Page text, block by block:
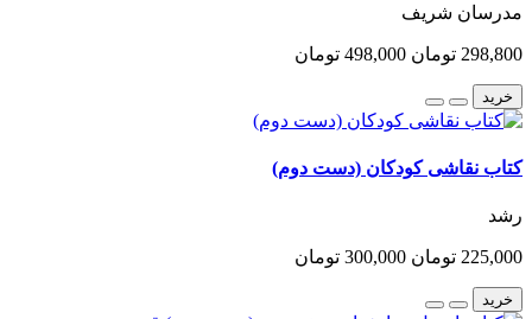
مدرسان شریف
298,800 تومان 498,000 تومان
خرید
کتاب نقاشی کودکان (دست دوم)
رشد
225,000 تومان 300,000 تومان
خرید